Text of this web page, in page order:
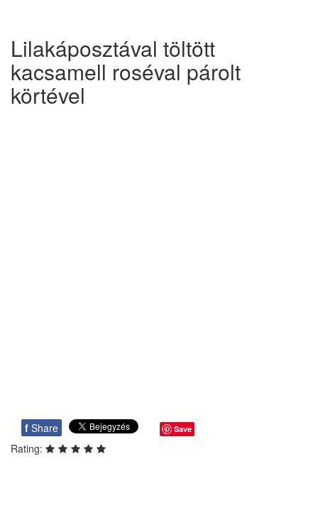
Lilakáposztával töltött
kacsamell roséval párolt
körtével
f Share Save
Rating: